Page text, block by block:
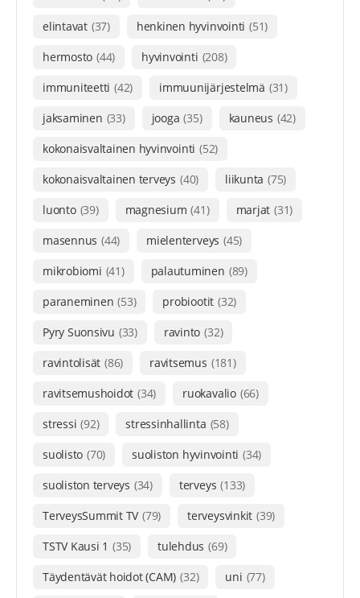
elintavat (37) henkinen hyvinvointi (51)
hermosto (44) hyvinvointi (208)
immuniteetti (42) immuunijärjestelmä (31)
jaksaminen (33) jooga (35) kauneus (42)
kokonaisvaltainen hyvinvointi (52)
kokonaisvaltainen terveys (40) liikunta (75)
luonto (39) magnesium (41) marjat (31)
masennus (44) mielenterveys (45)
mikrobiomi (41) palautuminen (89)
paraneminen (53) probiootit (32)
Pyry Suonsivu (33) ravinto (32)
ravintolisät (86) ravitsemus (181)
ravitsemushoidot (34) ruokavalio (66)
stressi (92) stressinhallinta (58)
suolisto (70) suoliston hyvinvointi (34)
suoliston terveys (34) terveys (133)
TerveysSummit TV (79) terveysvinkit (39)
TSTV Kausi 1 (35) tulehdus (69)
Täydentävät hoidot (CAM) (32) uni (77)